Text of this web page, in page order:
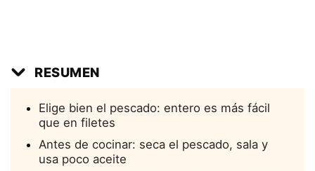
RESUMEN
Elige bien el pescado: entero es más fácil
que en filetes
Antes de cocinar: seca el pescado, sala y
usa poco aceite